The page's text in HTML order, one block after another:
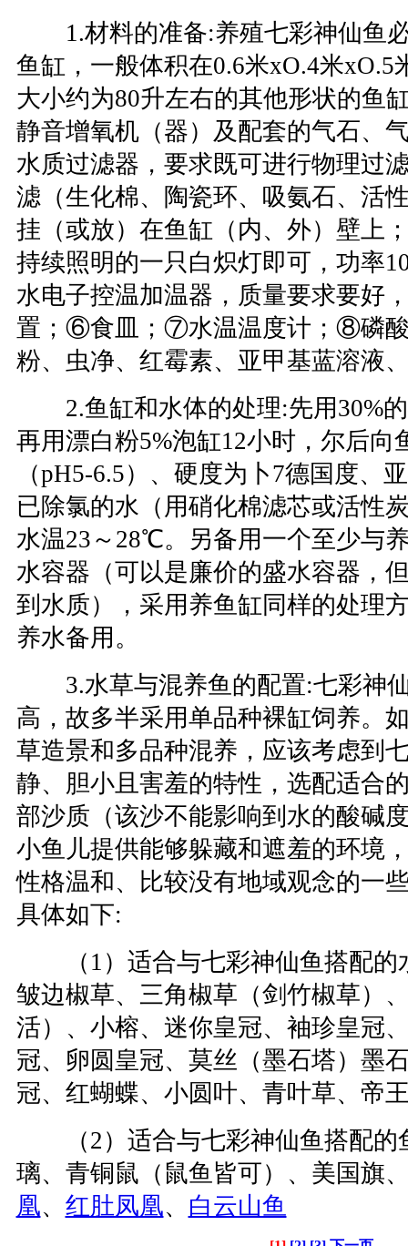
1.材料的准备:养殖七彩神仙鱼
鱼缸，一般体积在0.6米xO.4米xO.5
大小约为80升左右的其他形状的鱼
静音增氧机（器）及配套的气石、
水质过滤器，要求既可进行物理过
滤（生化棉、陶瓷环、吸氨石、活
挂（或放）在鱼缸（内、外）壁上
持续照明的一只白炽灯即可，功率
水电子控温加温器，质量要求要好
置；⑥食皿；⑦水温温度计；⑧磷
粉、虫净、红霉素、亚甲基蓝溶液
2.鱼缸和水体的处理:先用30%的
再用漂白粉5%泡缸12小时，尔后向
（pH5-6.5）、硬度为卜7德国度、
已除氯的水（用硝化棉滤芯或活性
水温23～28℃。另备用一个至少与
水容器（可以是廉价的盛水容器，
到水质），采用养鱼缸同样的处理
养水备用。
3.水草与混养鱼的配置:七彩神
高，故多半采用单品种裸缸饲养。
草造景和多品种混养，应该考虑到
静、胆小且害羞的特性，选配适合
部沙质（该沙不能影响到水的酸碱
小鱼儿提供能够躲藏和遮羞的环境
性格温和、比较没有地域观念的一
具体如下:
（1）适合与七彩神仙鱼搭配的
皱边椒草、三角椒草（剑竹椒草）
活）、小榕、迷你皇冠、袖珍皇冠
冠、卵圆皇冠、莫丝（墨石塔）墨
冠、红蝴蝶、小圆叶、青叶草、帝
（2）适合与七彩神仙鱼搭配的
璃、青铜鼠（鼠鱼皆可）、美国旗
凰、 红肚凤凰、 白云山鱼